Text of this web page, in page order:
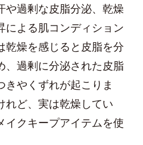
や過剰な皮脂分泌、乾燥
による肌コンディション
乾燥を感じると皮脂を分
、過剰に分泌された皮脂
きやくずれが起こりま
れど、実は乾燥してい
イクキープアイテムを使